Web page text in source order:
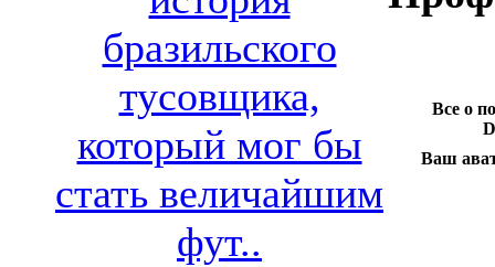
бразильского
тусовщика,
который мог бы
стать величайшим
фут..
Все о
Ваш